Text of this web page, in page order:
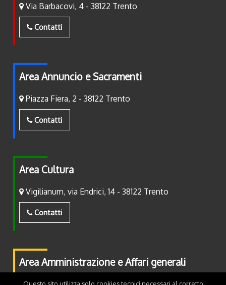
Via Barbacovi, 4 - 38122 Trento
Contatti
Area Annuncio e Sacramenti
Piazza Fiera, 2 - 38122 Trento
Contatti
Area Cultura
Vigilianum, via Endrici, 14 - 38122 Trento
Contatti
Area Amministrazione e Affari generali
Questo sito utilizza solo cookies tecnici necessari al corretto